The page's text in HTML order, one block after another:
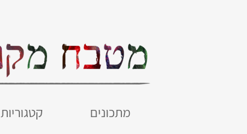
מתכונים קטגוריות